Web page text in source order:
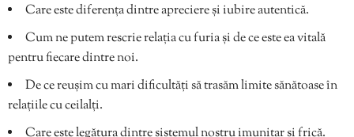
Care este diferența dintre apreciere și iubire autentică.
Cum ne putem rescrie relația cu furia și de ce este ea vitală
pentru fiecare dintre noi.
De ce reușim cu mari dificultăți să trasăm limite sănătoase în
relațiile cu ceilalți.